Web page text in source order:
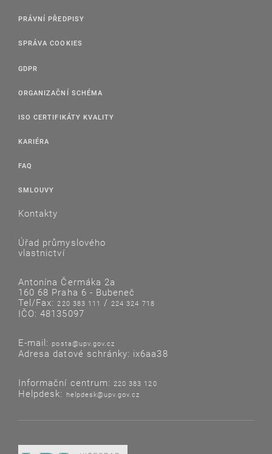
PRÁVNÍ PŘEDPISY
SPRÁVA COOKIES
GDPR
ORGANIZAČNÍ SCHÉMA
ISO CERTIFIKÁTY KVALITY
KARIÉRA
FAQ
SMLOUVY
Kontakty
Úřad průmyslového
vlastnictví
Antonína Čermáka 2a
160 68 Praha 6 - Bubeneč
Tel/Fax:220 383 111 /224 324 718
IČO: 48135097
E-mail: posta@upv.gov.cz
Adresa datové schránky: ix6aa38
Informační centrum: 220 383 120
Helpdesk: helpdesk@upv.gov.cz